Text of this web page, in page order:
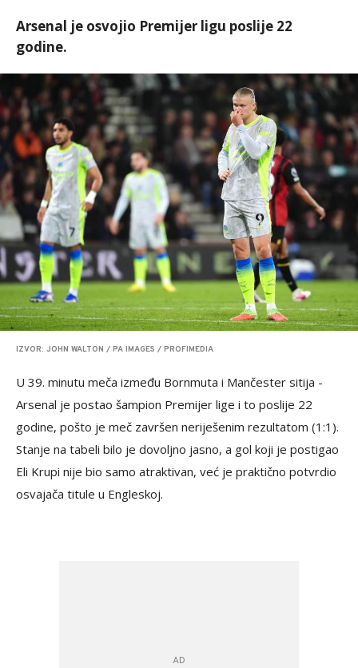
Arsenal je osvojio Premijer ligu poslije 22
godine.
IZVOR: JOHN WALTON / PA IMAGES / PROFIMEDIA
U 39. minutu meča između Bornmuta i Mančester sitija -
Arsenal je postao šampion Premijer lige i to poslije 22
godine, pošto je meč završen neriješenim rezultatom (1:1).
Stanje na tabeli bilo je dovoljno jasno, a gol koji je postigao
Eli Krupi nije bio samo atraktivan, već je praktično potvrdio
osvajača titule u Engleskoj.